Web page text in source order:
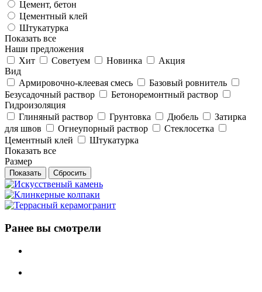
Цемент, бетон
Цементный клей
Штукатурка
Показать все
Наши предложения
Хит
Советуем Новинка
Акция
Вид
Армировочно-клеевая смесь
Базовый ровнитель
Безусадочный раствор
Бетоноремонтный раствор
Гидроизоляция
Глиняный раствор
Грунтовка Дюбель
Затирка
для швов
Огнеупорный раствор
Стеклосетка
Цементный клей
Штукатурка
Показать все
Размер
Сбросить
Ранее вы смотрели